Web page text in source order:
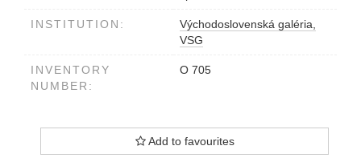
INSTITUTION:
Východoslovenská galéria,
VSG
INVENTORY
NUMBER:
O 705
Add to favourites